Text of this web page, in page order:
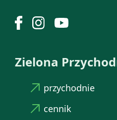
Zielona
przychodnie
cennik